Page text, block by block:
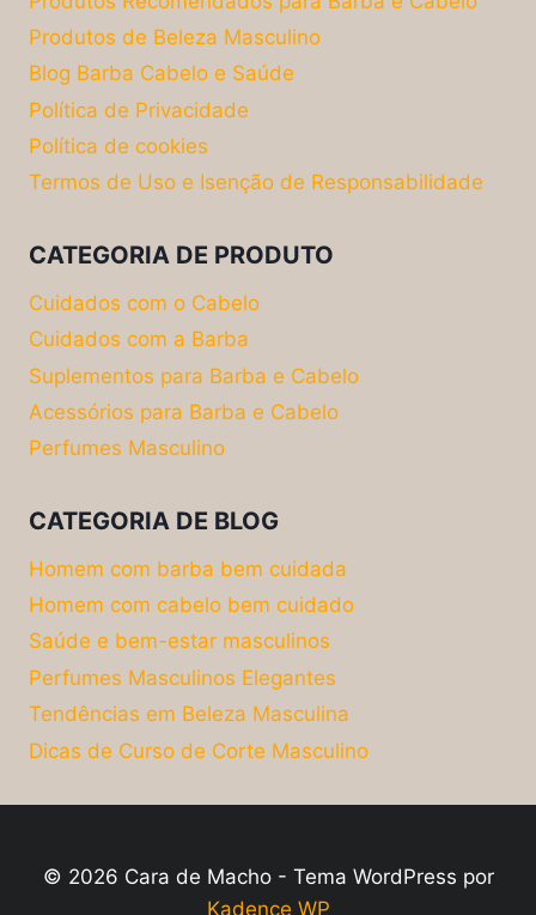
Produtos de Beleza Masculino
Blog Barba Cabelo e Saúde
Política de Privacidade
Política de cookies
Termos de Uso e Isenção de Responsabilidade
CATEGORIA DE PRODUTO
Cuidados com o Cabelo
Cuidados com a Barba
Suplementos para Barba e Cabelo
Acessórios para Barba e Cabelo
Perfumes Masculino
CATEGORIA DE BLOG
Homem com barba bem cuidada
Homem com cabelo bem cuidado
Saúde e bem-estar masculinos
Perfumes Masculinos Elegantes
Tendências em Beleza Masculina
Dicas de Curso de Corte Masculino
© 2026 Cara de Macho - Tema WordPress por
Kadence WP